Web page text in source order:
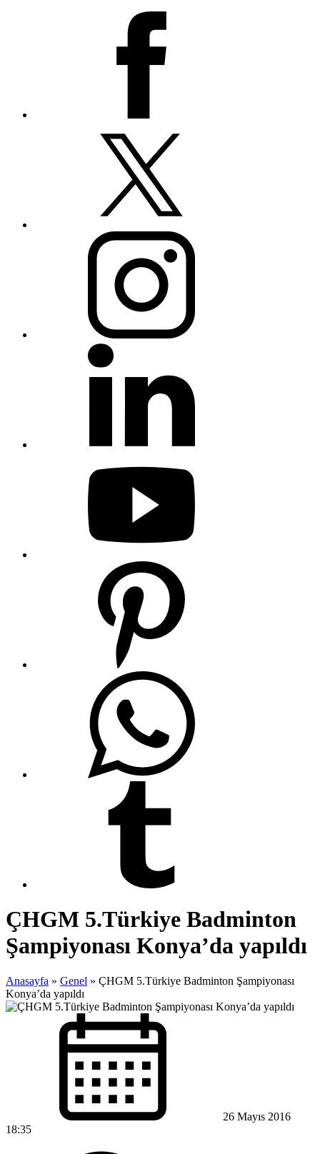
ÇHGM 5.Türkiye Badminton
Şampiyonası Konya’da yapıldı
Anasayfa » Genel » ÇHGM 5.Türkiye Badminton Şampiyonası
Konya’da yapıldı
26 Mayıs 2016
18:35